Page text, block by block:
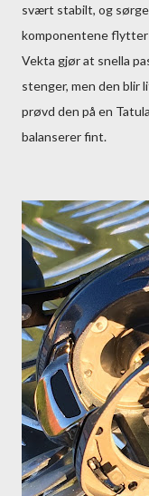
svært stabilt, og
komponentene flytter
Vekta gjør at snella
stenger, men den blir
prøvd den på en
balanserer fint.